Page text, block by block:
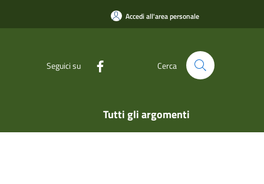
Accedi all'area personale
Seguici su Cerca
Tutti gli argomenti